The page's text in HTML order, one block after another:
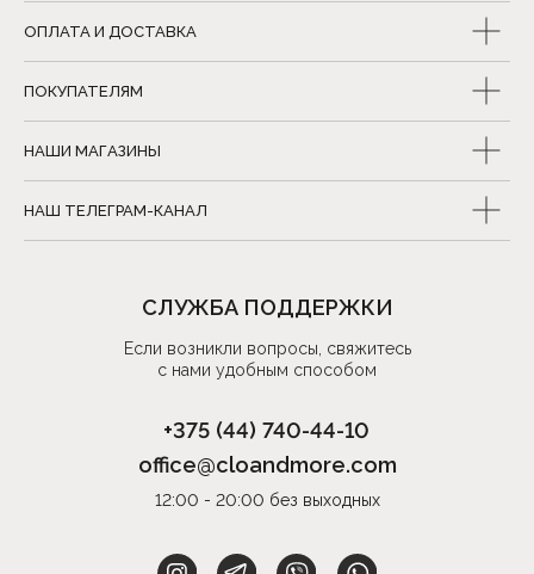
ОПЛАТА И ДОСТАВКА
ПОКУПАТЕЛЯМ
НАШИ МАГАЗИНЫ
НАШ ТЕЛЕГРАМ-КАНАЛ